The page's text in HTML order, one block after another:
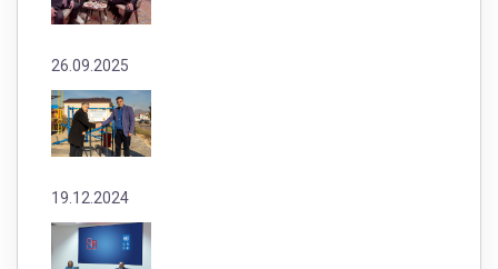
26.09.2025
19.12.2024